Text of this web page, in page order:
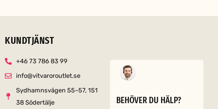
KUNDTJÄNST
+46 73 786 83 99
info@vitvaroroutlet.se
Sydhamnsvägen 55–57, 151
38 Södertälje
BEHÖVER DU HÄLP?